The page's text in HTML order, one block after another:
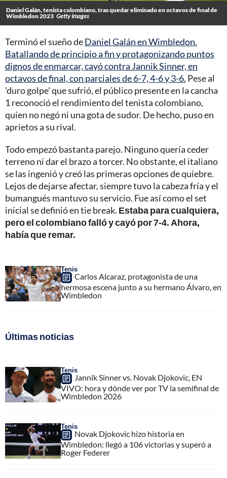
Daniel Galán, tenista colombiano, tras quedar eliminado en octavos de final de
Wimbledon 2023 Getty Images
Terminó el sueño deDaniel Galán en Wimbledon.
Batallando de principio a fin y protagonizando puntos
dignos de enmarcar, cayó contra Jannik Sinner, en
octavos de final, con parciales de 6-7, 4-6 y 3-6. Pese al
'duro golpe' que sufrió, el público presente en la cancha
1 reconoció el rendimiento del tenista colombiano,
quien no negó ni una gota de sudor. De hecho, puso en
aprietos a su rival.
Todo empezó bastanta parejo. Ninguno quería ceder
terreno ni dar el brazo a torcer. No obstante, el italiano
se las ingenió y creó las primeras opciones de quiebre.
Lejos de dejarse afectar, siempre tuvo la cabeza fría y el
bumangués mantuvo su servicio. Fue así como el set
inicial se definió en tie break. Estaba para cualquiera,
pero el colombiano falló y cayó por 7-4. Ahora,
había que remar.
Tenis
Carlos Alcaraz, protagonista de una
hermosa escena junto a su hermano Álvaro, en
Wimbledon
Últimas noticias
Tenis
Jannik Sinner vs. Novak Djokovic, EN
VIVO: hora y dónde ver por TV la semifinal de
Wimbledon 2026
Tenis
Novak Djokovic hizo historia en
Wimbledon: llegó a 106 victorias y superó a
Roger Federer